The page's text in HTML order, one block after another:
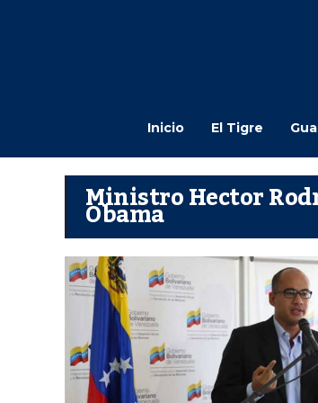
Inicio El Tigre
Ministro Hector
Obama